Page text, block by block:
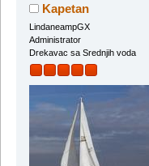
Kapetan
LindaneampGX
Administrator
Drekavac sa Srednjih voda